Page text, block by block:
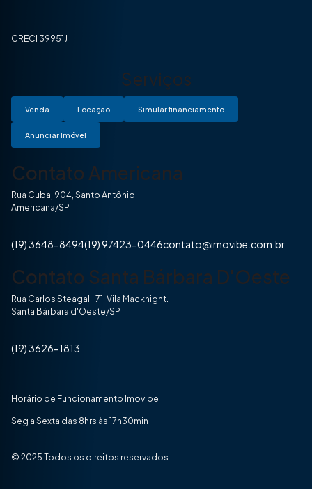
CRECI 39951J
Serviços
Venda Locação Simular financiamento
Anunciar Imóvel
Contato Americana
Rua Cuba, 904, Santo Antônio.
Americana/SP
(19) 3648-8494(19) 97423-0446contato@imovibe.com.br
Contato Santa Bárbara D'Oeste
Rua Carlos Steagall, 71, Vila Macknight.
Santa Bárbara d'Oeste/SP
(19) 3626-1813
Horário de Funcionamento Imovibe
Seg a Sexta das 8hrs às 17h30min
© 2025 Todos os direitos reservados